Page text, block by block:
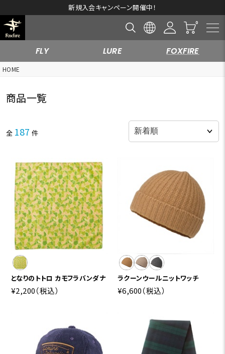
新規入会キャンペーン開催中！
FLY LURE FOXFIRE
HOME
商品一覧
全 187 件
となりのトトロ カモフラバンダナ
¥2,200（税込）
ラクーンウールニットワッチ
¥6,600（税込）